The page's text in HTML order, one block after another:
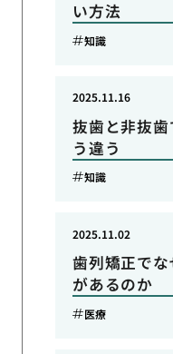
い方法
知識
抜歯と非抜
う違う
2025.11.16
知識
歯列矯正で
があるのか
2025.11.02
医療